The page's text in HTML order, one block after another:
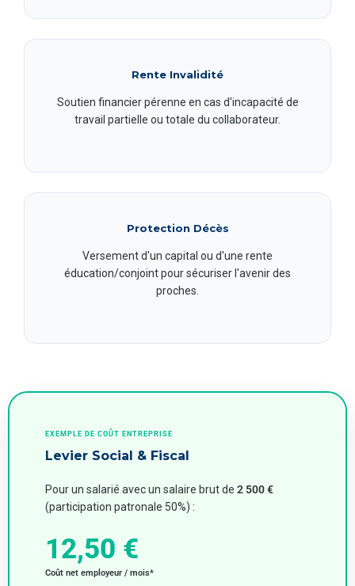
Rente Invalidité
Soutien financier pérenne en cas d'incapacité de
travail partielle ou totale du collaborateur.
Protection Décès
Versement d'un capital ou d'une rente
éducation/conjoint pour sécuriser l'avenir des
proches.
EXEMPLE DE COÛT ENTREPRISE
Levier Social & Fiscal
Pour un salarié avec un salaire brut de 2 500 €
(participation patronale 50%) :
12,50 €
Coût net employeur / mois*